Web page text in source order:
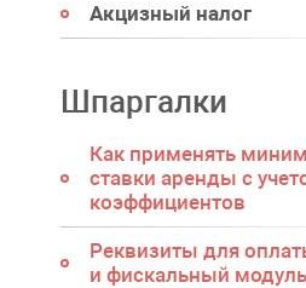
Акцизный налог
Шпаргалки
Как применять
ставки аренды с
коэффициентов
Реквизиты для
и фискальный модуль